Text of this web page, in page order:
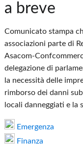
a breve
Comunicato stampa
associazioni parte di
Asacom-
delegazione di
la necessità delle
rimborso dei danni
locali danneggiati e la
Emergenza
Finanza